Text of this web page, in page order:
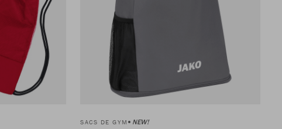
SACS DE GYM NEW!